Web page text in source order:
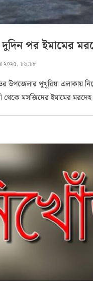
পর ইমামের
২০২৫, ১৬:১৮
উপজেলার পুখুরিয়া এলাকায়
থেকে মসজিদের ইমামের